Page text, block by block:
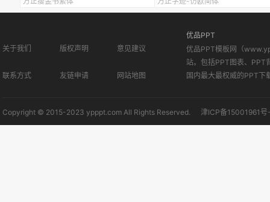
关于我们 版权声明 意见建议
联系方式 友链申请 网站地图
优品PPT
优品PPT模板网（
站。包括PPT图表、PPT
国内最大最权威的PPT下
Copyright © 2015-2023 ypppt.com All Rights Reserved. 津ICP备15001961号